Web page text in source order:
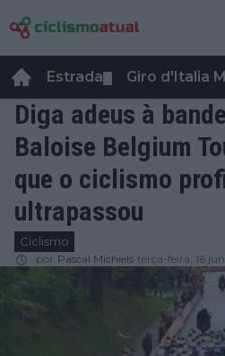
Estrada Giro d'Italia
Diga adeus à
Baloise Belgium
que o ciclismo
ultrapassou
Ciclismo
por Pascal Michiels terça-feira, 16